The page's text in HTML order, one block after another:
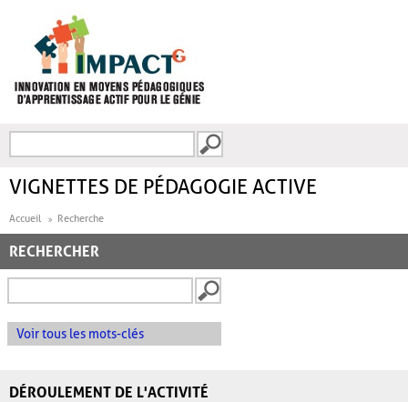
FORMULAIRE DE
VIGNETTES DE PÉDAGOGIE ACTIVE
Accueil Recherche
RECHERCHER
Voir tous les mots-clés
DÉROULEMENT DE L'ACTIVITÉ